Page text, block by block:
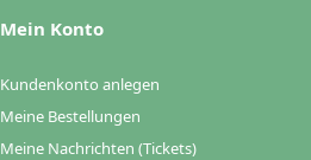
Mein Konto
Kundenkonto anlegen
Meine Bestellungen
Meine Nachrichten (Tickets)